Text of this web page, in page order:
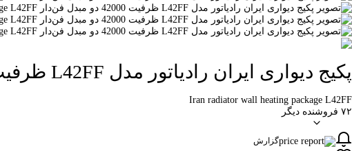
پکیج دیواری ایران رادیاتور مدل L42FF ظرفیت 42000 دو مبدل فن‌دار
Iran radiator wall heating package L42FF
۷۲ فروشنده دیگر
گزارش